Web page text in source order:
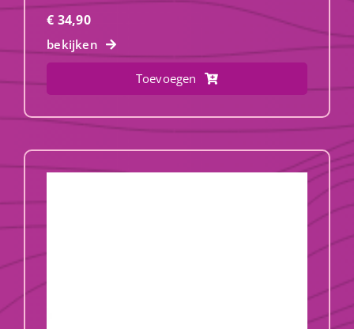
€ 34,90
bekijken
Toevoegen